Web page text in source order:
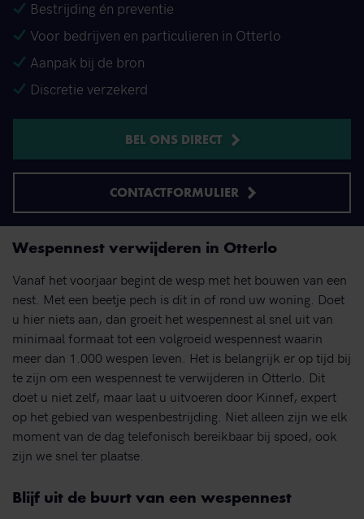
Bestrijding én preventie
Voor bedrijven en particulieren in Otterlo
Aanpak bij de bron
Discretie verzekerd
BEL ONS DIRECT
CONTACTFORMULIER
Wespennest verwijderen in Otterlo
Vanaf het voorjaar begint de wesp met het bouwen van een
nest. Met een beetje pech is dit in of rond uw woning. Doet
u hier niets aan, dan groeit het wespennest al snel uit van
minimaal formaat tot een volgroeid wespennest waarin
meer dan 1.000 wespen leven. Het is belangrijk er op tijd bij
te zijn om een wespennest te verwijderen in Otterlo. Dit
doet u niet zelf, maar laat u uitvoeren door Kinnef, expert
op het gebied van wespenbestrijding. Niet alleen zijn we elk
moment van de dag telefonisch bereikbaar bij spoed, ook
zijn we snel ter plaatse.
Blijf uit de buurt van een wespennest